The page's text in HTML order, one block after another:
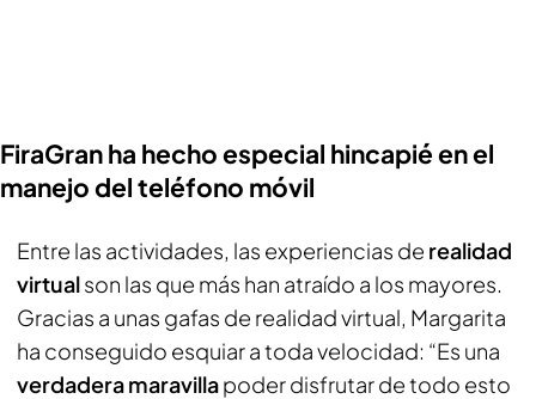
FiraGran ha hecho especial hincapié en el
manejo del teléfono móvil
Entre las actividades, las experiencias de realidad
virtualson las que más han atraído a los mayores.
Gracias a unas gafas de realidad virtual, Margarita
ha conseguido esquiar a toda velocidad: “Es una
verdadera maravillapoder disfrutar de todo esto